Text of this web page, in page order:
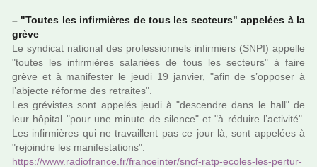
– "Toutes les infir­miè­res de tous les sec­teurs" appe­lées à la
grève
Le syn­di­cat natio­nal des pro­fes­sion­nels infir­miers (SNPI) appelle
"toutes les infir­miè­res sala­riées de tous les sec­teurs" à faire
grève et à mani­fes­ter le jeudi 19 jan­vier, "afin de s’oppo­ser à
l’abjecte réforme des retrai­tes".
Les gré­vis­tes sont appe­lés jeudi à "des­cen­dre dans le hall" de
leur hôpi­tal "pour une minute de silence" et "à réduire l’acti­vité".
Les infir­miè­res qui ne tra­vaillent pas ce jour là, sont appe­lées à
"rejoin­dre les mani­fes­ta­tions".
https://www.radio­france.fr/fran­cein­ter/sncf-ratp-ecoles-les-per­tur­